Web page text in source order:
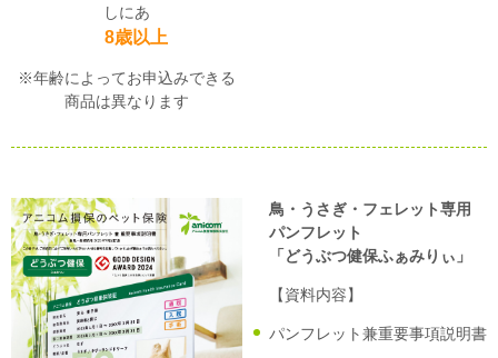
しにあ
8歳以上
※年齢によってお申込みできる
商品は異なります
鳥・うさぎ・フェレット専用
パンフレット
「どうぶつ健保ふぁみりぃ」
【資料内容】
パンフレット兼重要事項説明書